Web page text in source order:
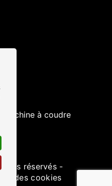
machine à coudre
réservés -
des cookies